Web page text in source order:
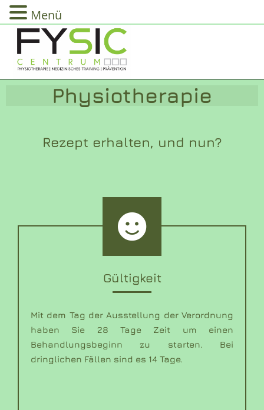
Physiotherapie
Rezept erhalten, und nun?
Gültigkeit
Mit dem Tag der Ausstellung der Verordnung
haben Sie 28 Tage Zeit um einen
Behandlungsbeginn zu starten. Bei
dringlichen Fällen sind es 14 Tage.
Menü